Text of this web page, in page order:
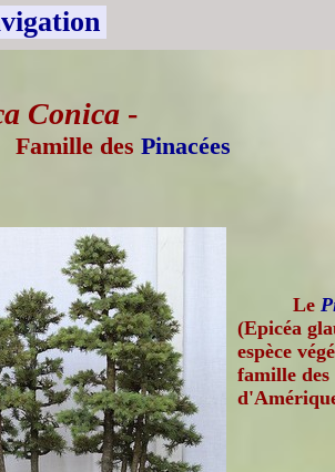
Conica -
Famille des Pinacées
Le
(Epicéa
espèce
famille des